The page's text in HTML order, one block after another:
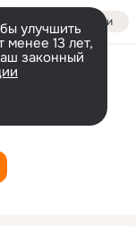
Войти
улучшить
менее 13 лет,
законный